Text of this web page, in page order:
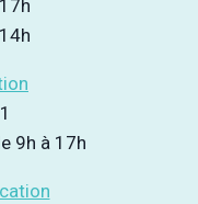
9h à 17h